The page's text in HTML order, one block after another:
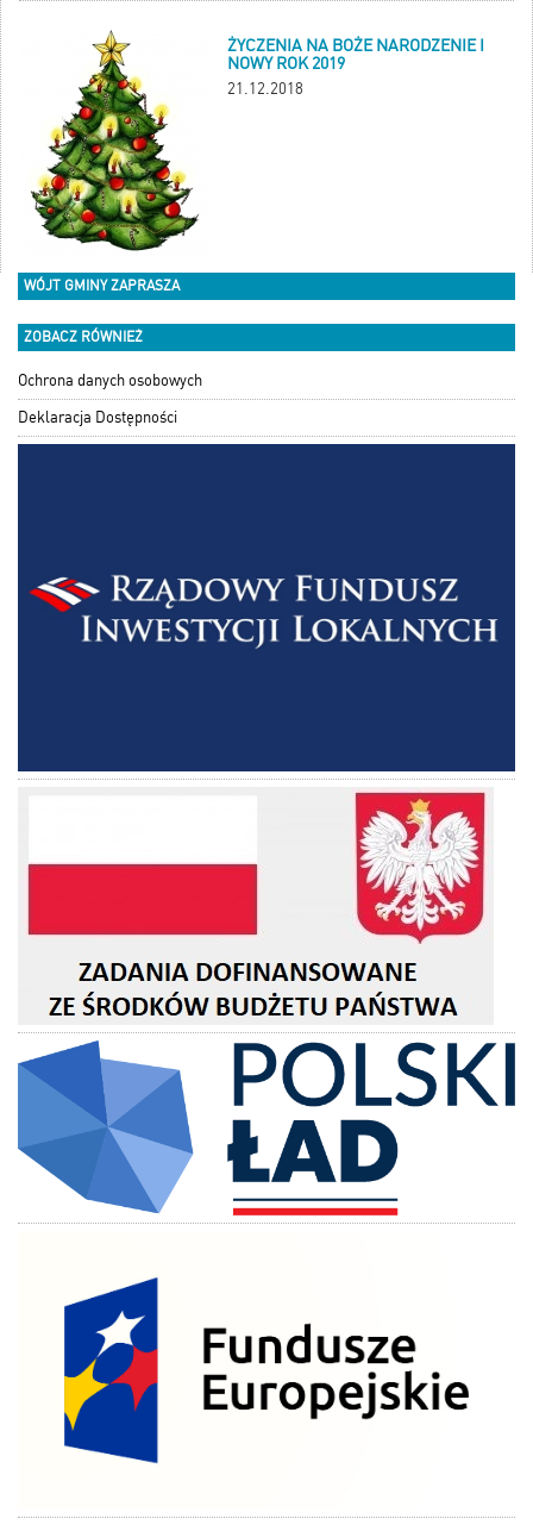
ŻYCZENIA NA BOŻE NARODZENIE I
NOWY ROK 2019
21.12.2018
WÓJT GMINY ZAPRASZA
ZOBACZ RÓWNIEŻ
Ochrona danych osobowych
Deklaracja Dostępności